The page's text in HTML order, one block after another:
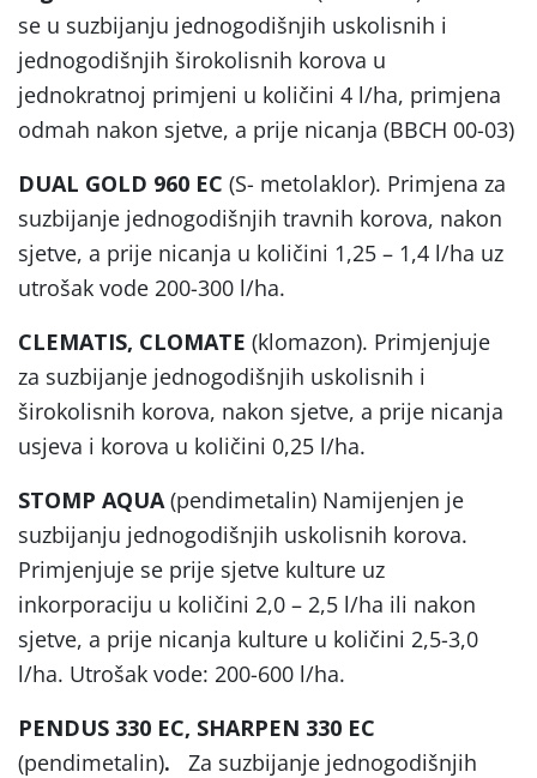
se u suzbijanju jednogodišnjih uskolisnih i
jednogodišnjih širokolisnih korova u
jednokratnoj primjeni u količini 4 l/ha, primjena
odmah nakon sjetve, a prije nicanja (BBCH 00-03)
DUAL GOLD 960 EC (S- metolaklor). Primjena za
suzbijanje jednogodišnjih travnih korova, nakon
sjetve, a prije nicanja u količini 1,25 – 1,4 l/ha uz
utrošak vode 200-300 l/ha.
CLEMATIS, CLOMATE (klomazon). Primjenjuje
za suzbijanje jednogodišnjih uskolisnih i
širokolisnih korova, nakon sjetve, a prije nicanja
usjeva i korova u količini 0,25 l/ha.
STOMP AQUA (pendimetalin) Namijenjen je
suzbijanju jednogodišnjih uskolisnih korova.
Primjenjuje se prije sjetve kulture uz
inkorporaciju u količini 2,0 – 2,5 l/ha ili nakon
sjetve, a prije nicanja kulture u količini 2,5-3,0
l/ha. Utrošak vode: 200-600 l/ha.
PENDUS 330 EC, SHARPEN 330 EC
(pendimetalin). Za suzbijanje jednogodišnjih